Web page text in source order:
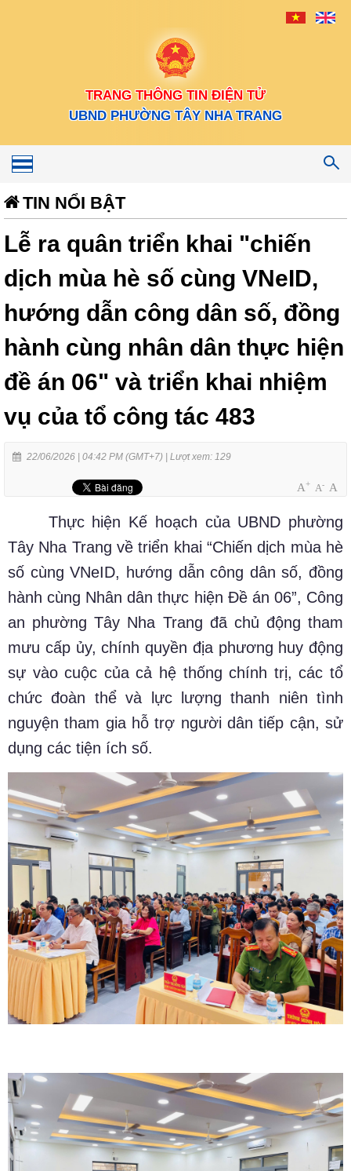
TRANG THÔNG TIN ĐIỆN TỬ
UBND PHƯỜNG TÂY NHA TRANG
Toggle
navigation
TIN NỔI BẬT
Lễ ra quân triển khai "chiến
dịch mùa hè số cùng VNeID,
hướng dẫn công dân số, đồng
hành cùng nhân dân thực hiện
đề án 06" và triển khai nhiệm
vụ của tổ công tác 483
22/06/2026 | 04:42 PM (GMT+7) | Lượt xem: 129
A+ A- A
Thực hiện Kế hoạch của UBND phường
Tây Nha Trang về triển khai “Chiến dịch mùa hè
số cùng VNeID, hướng dẫn công dân số, đồng
hành cùng Nhân dân thực hiện Đề án 06”, Công
an phường Tây Nha Trang đã chủ động tham
mưu cấp ủy, chính quyền địa phương huy động
sự vào cuộc của cả hệ thống chính trị, các tổ
chức đoàn thể và lực lượng thanh niên tình
nguyện tham gia hỗ trợ người dân tiếp cận, sử
dụng các tiện ích số.